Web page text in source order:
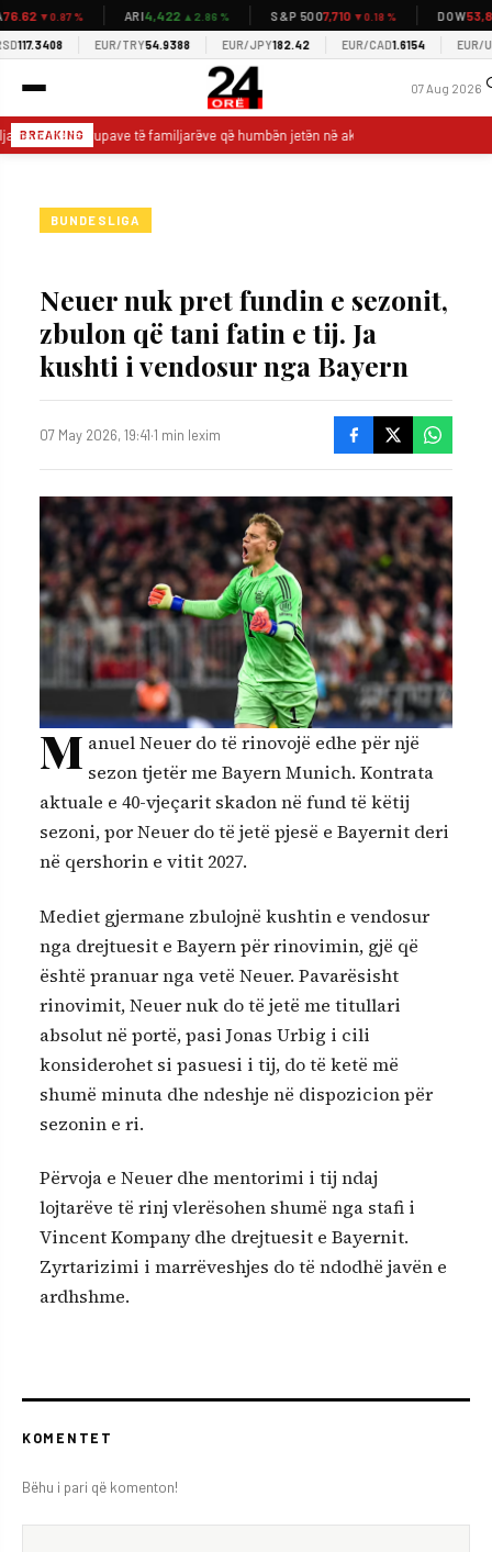
▼0.87 % ARI4,422▲2.86 % S&P 5007,710▼0.18 % DOW
117.3408 EUR/TRY54.9388 EUR/JPY182.42 EUR/CAD1.6154 EUR/USD
07 Aug 2026
BREAKING
në pritje të trupave të familjarëve që humbën jetën në aksidentin në Gjermani
BUNDESLIGA
Neuer nuk pret fundin e sezonit,
zbulon që tani fatin e tij. Ja
kushti i vendosur nga Bayern
07 May 2026, 19:41·1 min lexim
M anuel Neuer do të rinovojë edhe për një
sezon tjetër me Bayern Munich. Kontrata
aktuale e 40-vjeçarit skadon në fund të këtij
sezoni, por Neuer do të jetë pjesë e Bayernit deri
në qershorin e vitit 2027.
Mediet gjermane zbulojnë kushtin e vendosur
nga drejtuesit e Bayern për rinovimin, gjë që
është pranuar nga vetë Neuer. Pavarësisht
rinovimit, Neuer nuk do të jetë me titullari
absolut në portë, pasi Jonas Urbig i cili
konsiderohet si pasuesi i tij, do të ketë më
shumë minuta dhe ndeshje në dispozicion për
sezonin e ri.
Përvoja e Neuer dhe mentorimi i tij ndaj
lojtarëve të rinj vlerësohen shumë nga stafi i
Vincent Kompany dhe drejtuesit e Bayernit.
Zyrtarizimi i marrëveshjes do të ndodhë javën e
ardhshme.
KOMENTET
Bëhu i pari që komenton!